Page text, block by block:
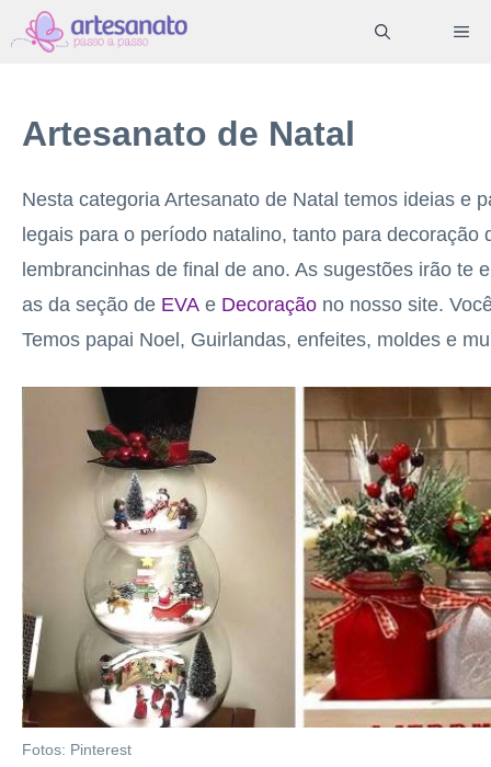
Pular
para
conteúdo
Artesanato de Natal
Nesta categoria Artesanato de Natal temos ideias e
legais para o período natalino, tanto para decoração
lembrancinhas de final de ano. As sugestões irão te
as da seção de EVA e Decoração no nosso site.
Temos papai Noel, Guirlandas, enfeites, moldes e
Fotos: Pinterest